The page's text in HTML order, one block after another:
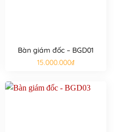
Bàn giám đốc – BGD01
15.000.000₫